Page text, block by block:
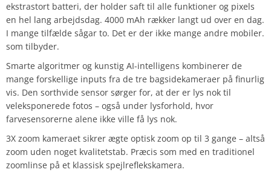
ekstrastort batteri, der holder saft til alle funktioner og pixels
en hel lang arbejdsdag. 4000 mAh rækker langt ud over en dag.
I mange tilfælde sågar to. Det er der ikke mange andre mobiler.
som tilbyder.
Smarte algoritmer og kunstig AI-intelligens kombinerer de
mange forskellige inputs fra de tre bagsidekameraer på finurlig
vis. Den sorthvide sensor sørger for, at der er lys nok til
veleksponerede fotos – også under lysforhold, hvor
farvesensorerne alene ikke ville få lys nok.
3X zoom kameraet sikrer ægte optisk zoom op til 3 gange – altså
zoom uden noget kvalitetstab. Præcis som med en traditionel
zoomlinse på et klassisk spejlreflekskamera.